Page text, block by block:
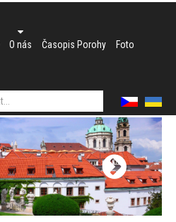
O nás Časopis Porohy Foto